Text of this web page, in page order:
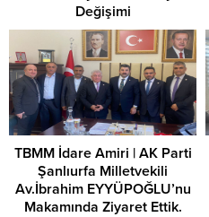
Değişimi
TBMM İdare Amiri | AK Parti
Şanlıurfa Milletvekili
Av.İbrahim EYYÜPOĞLU’nu
Makamında Ziyaret Ettik.